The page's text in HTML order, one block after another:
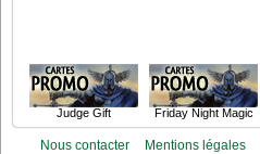
Judge Gift Friday Night Magic
Nous contacter Mentions légales